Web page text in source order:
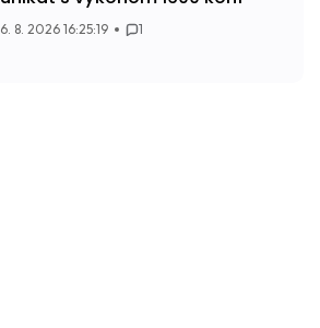
6. 8. 2026 16:25:19 1